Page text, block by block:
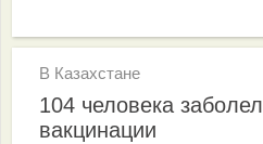
В Казахстане
104 человека
вакцинации